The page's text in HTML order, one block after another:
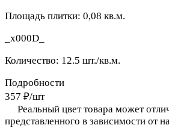
Площадь плитки: 0,08 кв.м.
_x000D_
Количество: 12.5 шт./кв.м.
Подробности
357 ₽/шт
Реальный цвет товара может
представленного в зависимости от